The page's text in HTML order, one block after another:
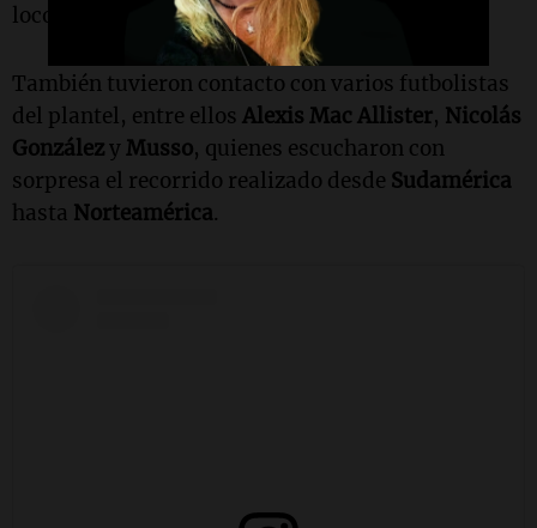
locos” por la hazaña realizada.
También tuvieron contacto con varios futbolistas
del plantel, entre ellos Alexis Mac Allister, Nicolás
GonzálezyMusso, quienes escucharon con
sorpresa el recorrido realizado desde Sudamérica
hasta Norteamérica.